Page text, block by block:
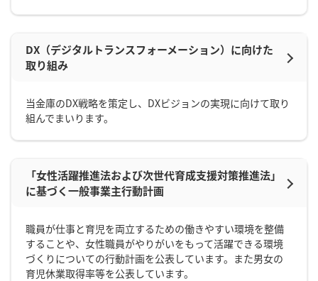
DX（デジタルトランスフォーメーション）に向けた
取り組み
当金庫のDX戦略を策定し、DXビジョンの実現に向けて取り
組んでまいります。
「女性活躍推進法および次世代育成支援対策推進法」
に基づく一般事業主行動計画
職員が仕事と育児を両立するための働きやすい環境を整備
することや、女性職員がやりがいをもって活躍できる環境
づくりについての行動計画を公表しています。また男女の
育児休業取得率等を公表しています。